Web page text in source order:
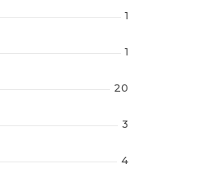
1
1
20
3
4